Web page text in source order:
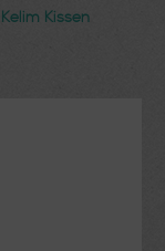
Kelim Kissen